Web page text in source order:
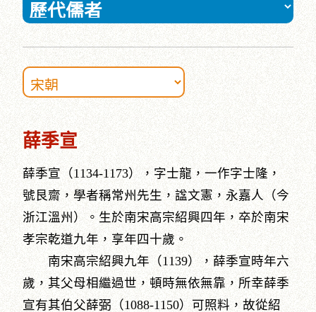
:::
薛季宣
薛季宣（1134-1173），字士龍，一作字士隆，
號艮齋，學者稱常州先生，諡文憲，永嘉人（今
浙江溫州）。生於南宋高宗紹興四年，卒於南宋
孝宗乾道九年，享年四十歲。
南宋高宗紹興九年（1139），薛季宣時年六
歲，其父母相繼過世，頓時無依無靠，所幸薛季
宣有其伯父薛弼（1088-1150）可照料，故從紹